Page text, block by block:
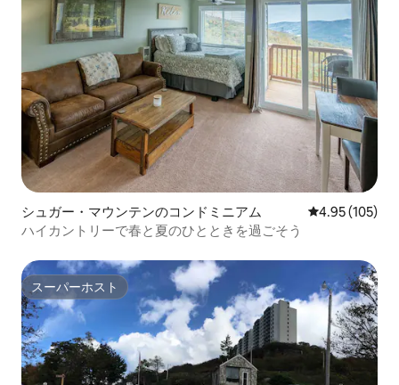
シュガー・マウンテンのコンドミニアム レビュー105
4.95 (105)
ハイカントリーで春と夏のひとときを過ごそう
スーパーホスト
スーパーホスト